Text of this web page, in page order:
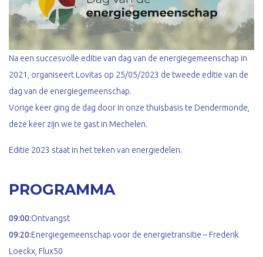
Na een succesvolle editie van dag van de energiegemeenschap in
2021, organiseert Lovitas op 25/05/2023 de tweede editie van de
dag van de energiegemeenschap.
Vorige keer ging de dag door in onze thuisbasis te Dendermonde,
deze keer zijn we te gast in Mechelen.
Editie 2023 staat in het teken van energiedelen.
PROGRAMMA
09:00:Ontvangst
09:20:Energiegemeenschap voor de energietransitie – Frederik
Loeckx, Flux50